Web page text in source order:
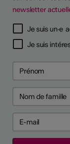
newsletter
Je suis un·e
Je suis